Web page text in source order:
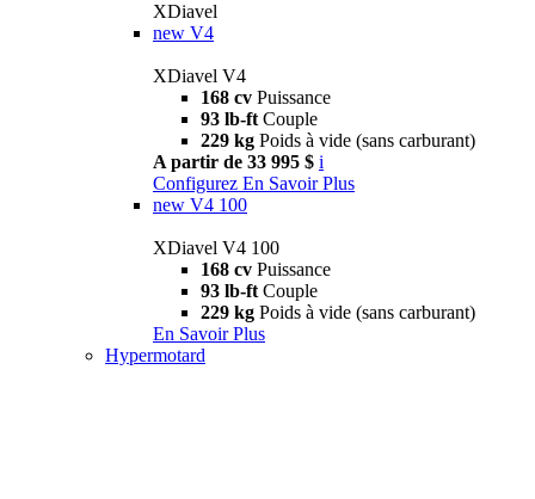
XDiavel
new V4
XDiavel V4
168 cv Puissance
93 lb-ft Couple
229 kg Poids à vide (sans carburant)
A partir de 33 995 $ i
Configurez En Savoir Plus
new V4 100
XDiavel V4 100
168 cv Puissance
93 lb-ft Couple
229 kg Poids à vide (sans carburant)
En Savoir Plus
Hypermotard